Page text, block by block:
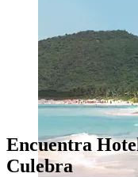
Encuentra
Culebra